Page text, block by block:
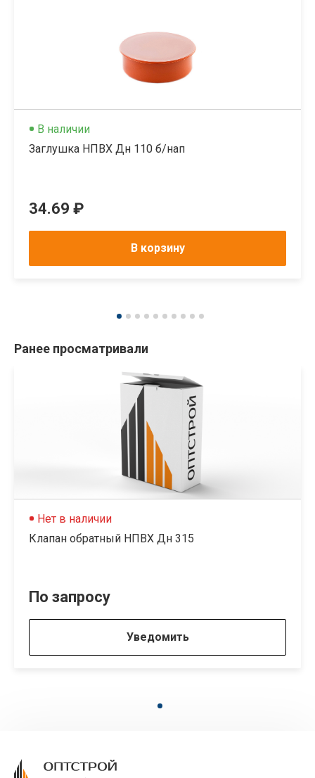
В наличии
Заглушка НПВХ Дн 110 б/нап
34.69 ₽
В корзину
Ранее просматривали
Нет в наличии
Клапан обратный НПВХ Дн 315
По запросу
Уведомить